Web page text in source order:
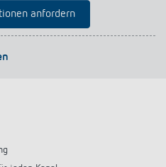
anfordern